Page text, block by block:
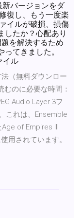
新バージョンをダ
復し、もう一度楽
イルが破損、損傷
したか？心配あり
を解決するため
てきました。
イル
（無料ダウンロー
むのに必要な時間：
Audio Layer 3フ
これは、Ensemble
of Empires III
用されています。